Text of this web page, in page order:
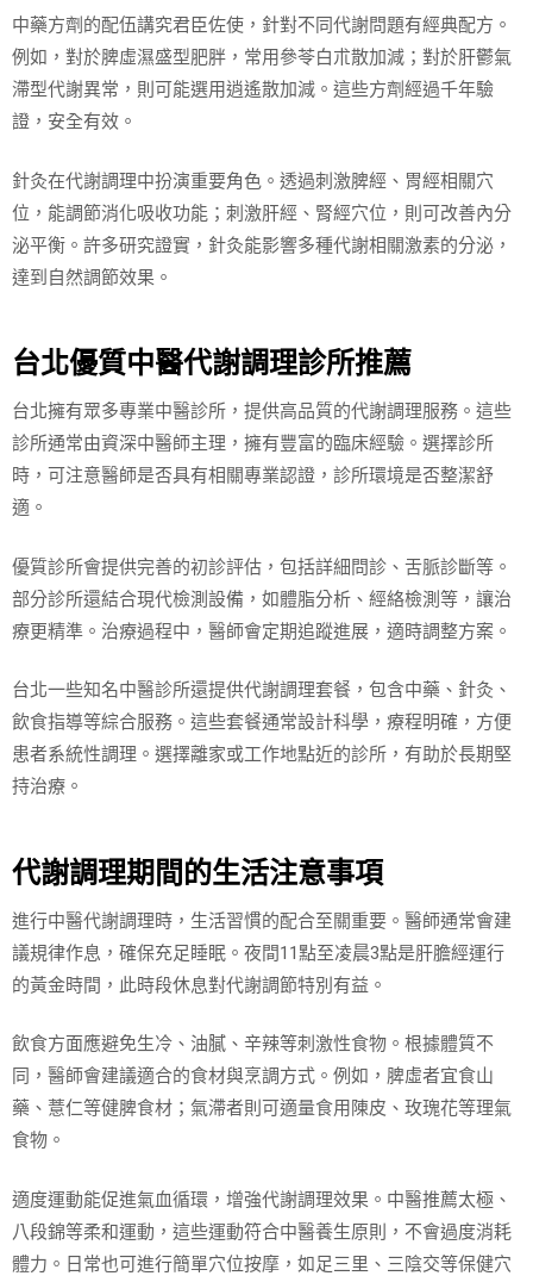
中藥方劑的配伍講究君臣佐使，針對不同代謝問題有經典配方。
例如，對於脾虛濕盛型肥胖，常用參苓白朮散加減；對於肝鬱氣
滯型代謝異常，則可能選用逍遙散加減。這些方劑經過千年驗
證，安全有效。
針灸在代謝調理中扮演重要角色。透過刺激脾經、胃經相關穴
位，能調節消化吸收功能；刺激肝經、腎經穴位，則可改善內分
泌平衡。許多研究證實，針灸能影響多種代謝相關激素的分泌，
達到自然調節效果。
台北優質中醫代謝調理診所推薦
台北擁有眾多專業中醫診所，提供高品質的代謝調理服務。這些
診所通常由資深中醫師主理，擁有豐富的臨床經驗。選擇診所
時，可注意醫師是否具有相關專業認證，診所環境是否整潔舒
適。
優質診所會提供完善的初診評估，包括詳細問診、舌脈診斷等。
部分診所還結合現代檢測設備，如體脂分析、經絡檢測等，讓治
療更精準。治療過程中，醫師會定期追蹤進展，適時調整方案。
台北一些知名中醫診所還提供代謝調理套餐，包含中藥、針灸、
飲食指導等綜合服務。這些套餐通常設計科學，療程明確，方便
患者系統性調理。選擇離家或工作地點近的診所，有助於長期堅
持治療。
代謝調理期間的生活注意事項
進行中醫代謝調理時，生活習慣的配合至關重要。醫師通常會建
議規律作息，確保充足睡眠。夜間11點至凌晨3點是肝膽經運行
的黃金時間，此時段休息對代謝調節特別有益。
飲食方面應避免生冷、油膩、辛辣等刺激性食物。根據體質不
同，醫師會建議適合的食材與烹調方式。例如，脾虛者宜食山
藥、薏仁等健脾食材；氣滯者則可適量食用陳皮、玫瑰花等理氣
食物。
適度運動能促進氣血循環，增強代謝調理效果。中醫推薦太極、
八段錦等柔和運動，這些運動符合中醫養生原則，不會過度消耗
體力。日常也可進行簡單穴位按摩，如足三里、三陰交等保健穴